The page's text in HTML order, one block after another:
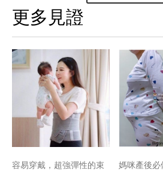
更多見證
容易穿戴，超強彈性的束
媽咪產後必